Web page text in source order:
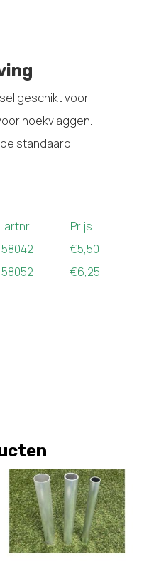
geschikt voor
hoekvlaggen.
standaard
artnr Prijs
€5,50
€6,25